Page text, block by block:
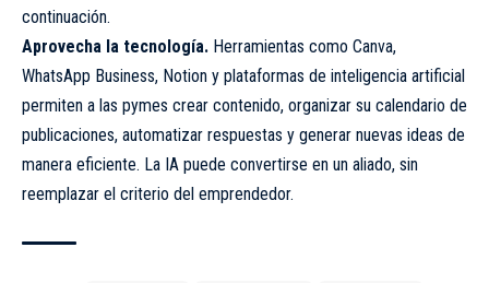
continuación.
Aprovecha la tecnología. Herramientas como Canva,
WhatsApp Business, Notion y plataformas de inteligencia artificial
permiten a las pymes crear contenido, organizar su calendario de
publicaciones, automatizar respuestas y generar nuevas ideas de
manera eficiente. La IA puede convertirse en un aliado, sin
reemplazar el criterio del emprendedor.